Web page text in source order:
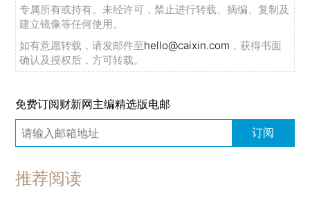
专属所有或持有。未经许可，禁止进行转载、摘编、复制及
建立镜像等任何使用。
如有意愿转载，请发邮件至hello@caixin.com ，获得书面
确认及授权后，方可转载。
免费订阅财新网主编精选版电邮
订阅
推荐阅读